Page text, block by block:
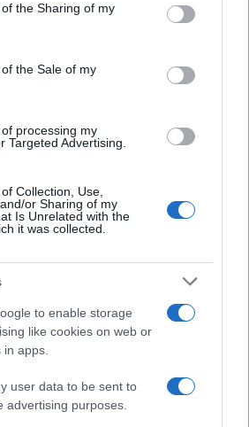
the Sharing of my
the Sale of my
processing my
Targeted Advertising.
Collection, Use,
or Sharing of my
Is Unrelated with the
it was collected.
to enable storage
like cookies on web or
apps.
user data to be sent to
advertising purposes.
omicidi di strada
più simili a ronde fuori
dell’ordine legale? Che la
black dei malcapitati non
almeno nell’ultimo
è una ricorrenza comunque
si può dire. Si viene subito
ogni parte. Se dici che
(e di Los Angeles, e di
il pregiudizio contro i neri,
di
i neri vengono fatti fuori
da loro corraziali, passi
un BLM, un Giarrusso. Qui
tragedia di un Occidente che
che le esprime e che